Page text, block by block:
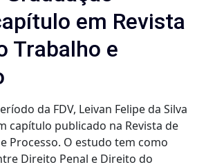
em Revista
Trabalho e
da FDV, Leivan Felipe da Silva
capítulo publicado na Revista de
Processo. O estudo tem como
Direito Penal e Direito do